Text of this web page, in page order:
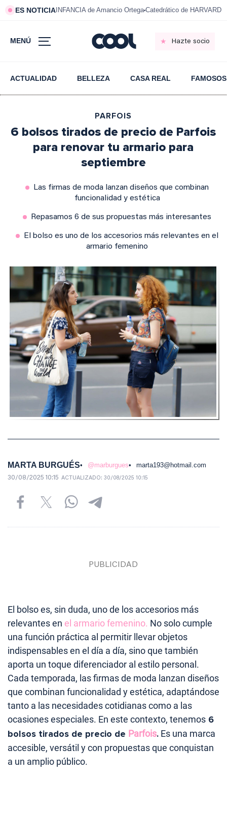
ES NOTICIA INFANCIA de Amancio Ortega Catedrático de HARVARD
MENÚ Hazte socio
ACTUALIDAD BELLEZA CASA REAL FAMOSOS
PARFOIS
6 bolsos tirados de precio de Parfois
para renovar tu armario para
septiembre
Las firmas de moda lanzan diseños que combinan
funcionalidad y estética
Repasamos 6 de sus propuestas más interesantes
El bolso es uno de los accesorios más relevantes en el
armario femenino
MARTA BURGUÉS @marburgues marta193@hotmail.com
30/08/2025 10:15 ACTUALIZADO: 30/08/2025 10:15
El bolso es, sin duda, uno de los accesorios más
relevantes en el armario femenino. No solo cumple
una función práctica al permitir llevar objetos
indispensables en el día a día, sino que también
aporta un toque diferenciador al estilo personal.
Cada temporada, las firmas de moda lanzan diseños
que combinan funcionalidad y estética, adaptándose
tanto a las necesidades cotidianas como a las
ocasiones especiales. En este contexto, tenemos 6
bolsos tirados de precio de Parfois. Es una marca
accesible, versátil y con propuestas que conquistan
a un amplio público.